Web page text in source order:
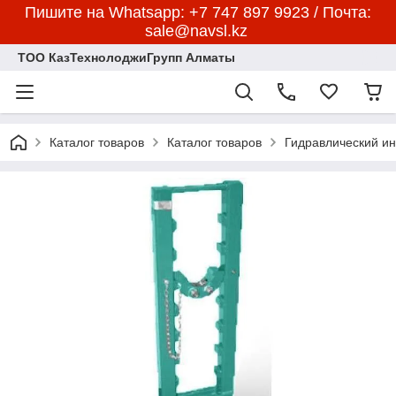
Пишите на Whatsapp: +7 747 897 9923 / Почта:
sale@navsl.kz
ТОО КазТехнолоджиГрупп Алматы
Каталог товаров Каталог товаров Гидравлический